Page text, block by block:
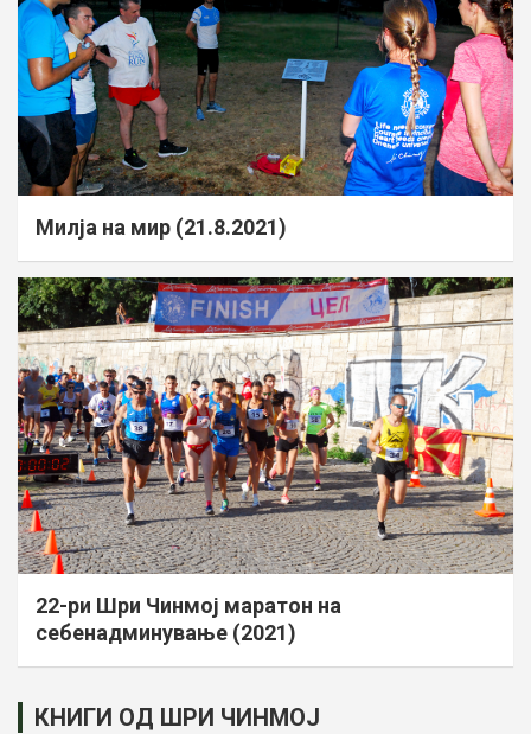
Милја на мир (21.8.2021)
22-ри Шри Чинмој маратон на
себенадминување (2021)
КНИГИ ОД ШРИ ЧИНМОЈ